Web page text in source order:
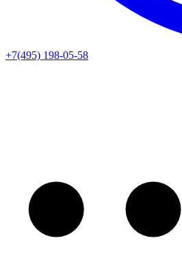
+7(495) 198-05-58